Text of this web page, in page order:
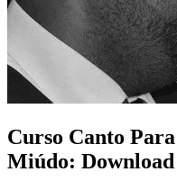
Curso Canto
Miúdo: Download